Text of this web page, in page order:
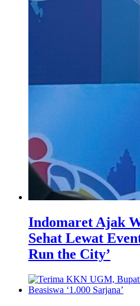
Indomaret Ajak
Sehat Lewat
Run the City’